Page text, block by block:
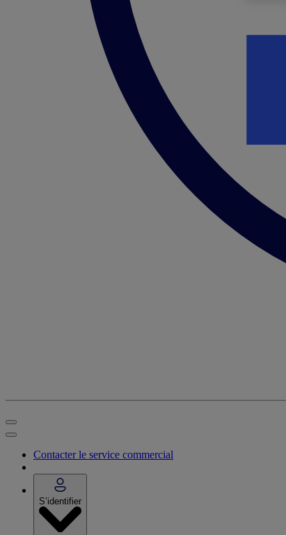
Contacter le service commercial
S’identifier